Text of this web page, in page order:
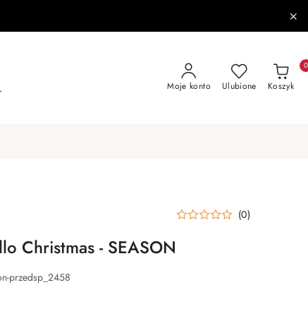
Moje konto Ulubione Koszyk
0
(0)
Christmas - SEASON
przedsp_2458